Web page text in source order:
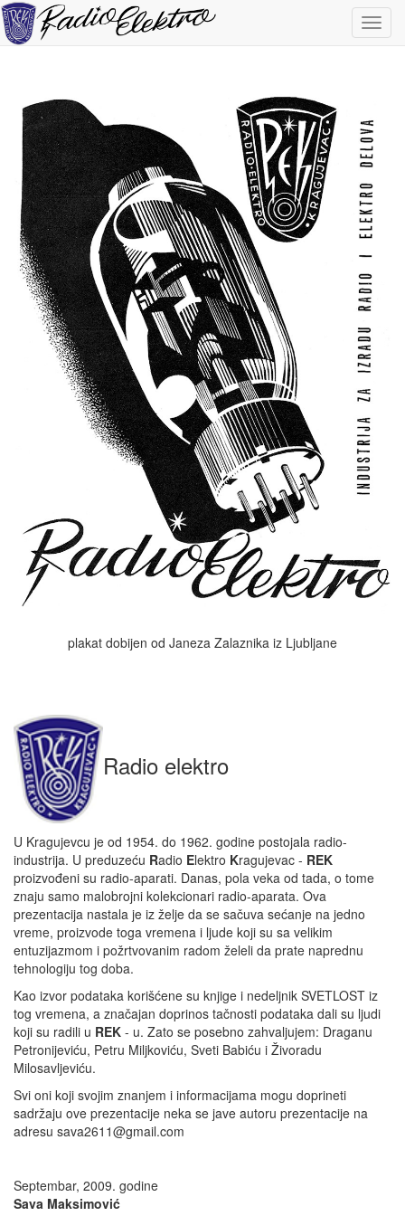
plakat dobijen od Janeza Zalaznika iz Ljubljane
Radio elektro
U Kragujevcu je od 1954. do 1962. godine postojala radio-
industrija. U preduzeću Radio Elektro Kragujevac - REK
proizvođeni su radio-aparati. Danas, pola veka od tada, o tome
znaju samo malobrojni kolekcionari radio-aparata. Ova
prezentacija nastala je iz želje da se sačuva sećanje na jedno
vreme, proizvode toga vremena i ljude koji su sa velikim
entuzijazmom i požrtvovanim radom želeli da prate naprednu
tehnologiju tog doba.
Kao izvor podataka korišćene su knjige i nedeljnik SVETLOST iz
tog vremena, a značajan doprinos tačnosti podataka dali su ljudi
koji su radili u REK - u. Zato se posebno zahvaljujem: Draganu
Petronijeviću, Petru Miljkoviću, Sveti Babiću i Živoradu
Milosavljeviću.
Svi oni koji svojim znanjem i informacijama mogu doprineti
sadržaju ove prezentacije neka se jave autoru prezentacije na
adresu sava2611@gmail.com
Septembar, 2009. godine
Sava Maksimović